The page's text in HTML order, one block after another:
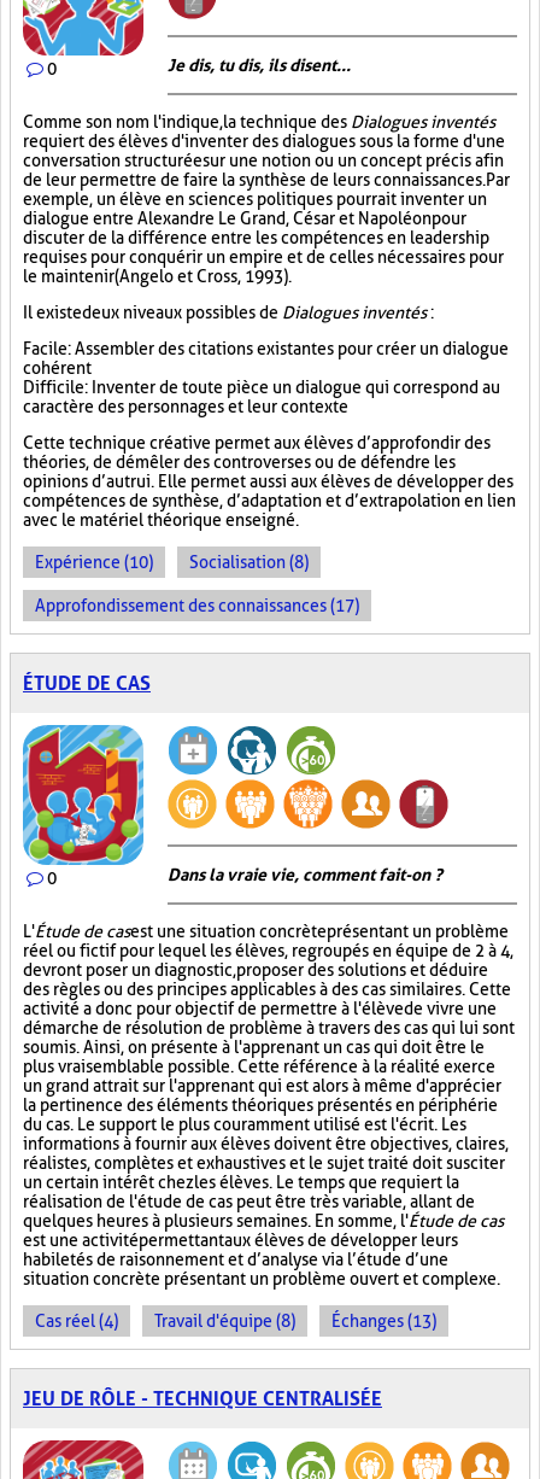
0 Je dis, tu dis, ils disent...
Comme son nom l'indique, la technique des Dialogues inventés
requiert des élèves d'inventer des dialogues sous la forme d'une
conversation structurée sur une notion ou un concept précis afin
de leur permettre de faire la synthèse de leurs connaissances. Par
exemple, un élève en sciences politiques pourrait inventer un
dialogue entre Alexandre Le Grand, César et Napoléon pour
discuter de la différence entre les compétences en leadership
requises pour conquérir un empire et de celles nécessaires pour
le maintenir (Angelo et Cross, 1993).
Il existe deux niveaux possibles de Dialogues inventés:
Facile : Assembler des citations existantes pour créer un dialogue
cohérent
Difficile : Inventer de toute pièce un dialogue qui correspond au
caractère des personnages et leur contexte
Cette technique créative permet aux élèves d’approfondir des
théories, de démêler des controverses ou de défendre les
opinions d’autrui. Elle permet aussi aux élèves de développer des
compétences de synthèse, d’adaptation et d’extrapolation en lien
avec le matériel théorique enseigné.
Expérience (10) Socialisation (8)
Approfondissement des connaissances (17)
ÉTUDE DE CAS
0 Dans la vraie vie, comment fait-on ?
L'Étude de casest une situation concrète présentant un problème
réel ou fictif pour lequel les élèves, regroupés en équipe de 2 à 4,
devront poser un diagnostic, proposer des solutions et déduire
des règles ou des principes applicables à des cas similaires. Cette
activité a donc pour objectif de permettre à l'élève de vivre une
démarche de résolution de problème à travers des cas qui lui sont
soumis. Ainsi, on présente à l'apprenant un cas qui doit être le
plus vraisemblable possible. Cette référence à la réalité exerce
un grand attrait sur l'apprenant qui est alors à même d'apprécier
la pertinence des éléments théoriques présentés en périphérie
du cas. Le support le plus couramment utilisé est l'écrit. Les
informations à fournir aux élèves doivent être objectives, claires,
réalistes, complètes et exhaustives et le sujet traité doit susciter
un certain intérêt chez les élèves. Le temps que requiert la
réalisation de l'étude de cas peut être très variable, allant de
quelques heures à plusieurs semaines. En somme, l'Étude de cas
est une activité permettant aux élèves de développer leurs
habiletés de raisonnement et d’analyse via l’étude d’une
situation concrète présentant un problème ouvert et complexe.
Cas réel (4) Travail d'équipe (8) Échanges (13)
JEU DE RÔLE - TECHNIQUE CENTRALISÉE